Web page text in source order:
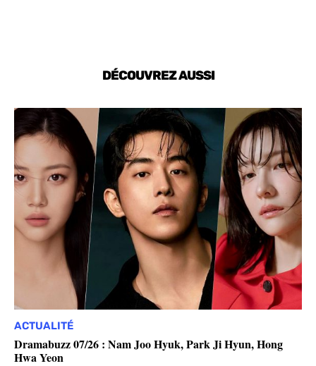
DÉCOUVREZ AUSSI
ACTUALITÉ
Dramabuzz 07/26 : Nam Joo Hyuk, Park Ji Hyun, Hong
Hwa Yeon